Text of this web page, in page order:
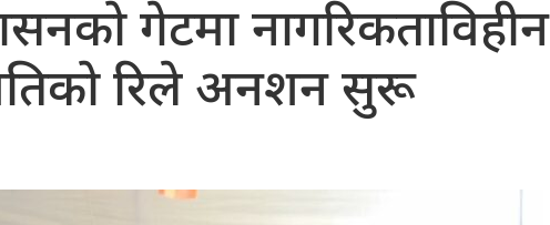
गेटमा नागरिकताविहीन
रिले अनशन सुरू